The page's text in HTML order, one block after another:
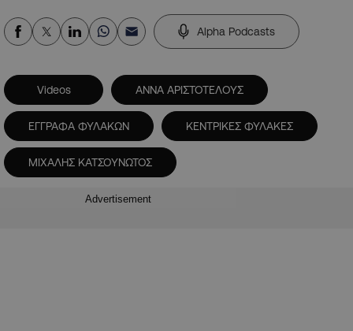
Alpha Podcasts
Videos ΑΝΝΑ ΑΡΙΣΤΟΤΕΛΟΥΣ
ΕΓΓΡΑΦΑ ΦΥΛΑΚΩΝ ΚΕΝΤΡΙΚΕΣ ΦΥΛΑΚΕΣ
ΜΙΧΑΛΗΣ ΚΑΤΣΟΥΝΩΤΟΣ
Advertisement